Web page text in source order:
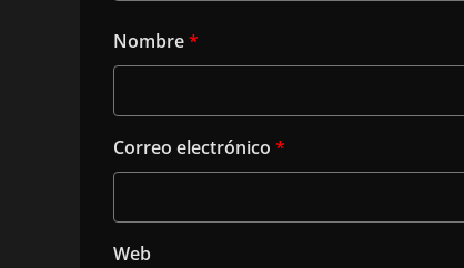
Nombre*
Correo electrónico *
Web